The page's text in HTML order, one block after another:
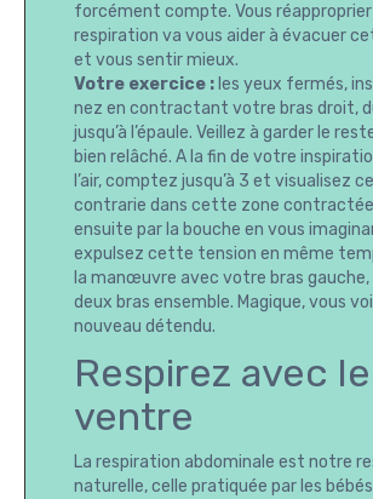
forcément compte. Vous
respiration va vous aider à évacuer
et vous sentir mieux.
Votre exercice :les yeux fermés,
nez en contractant votre bras droit,
jusqu’à l’épaule. Veillez à garder le
bien relâché. A la fin de votre
l’air, comptez jusqu’à 3 et visualisez
contrarie dans cette zone
ensuite par la bouche en vous
expulsez cette tension en même
la manœuvre avec votre bras gauche,
deux bras ensemble. Magique, vous
nouveau détendu.
Respirez avec le
ventre
La respiration abdominale est notre
naturelle, celle pratiquée par les